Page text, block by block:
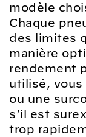
modèle
Chaque
des limites
manière
rendement
utilisé, vous
ou une
s’il est
trop